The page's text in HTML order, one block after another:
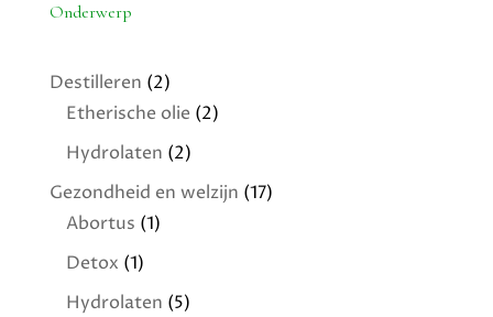
Onderwerp
Destilleren (2)
Etherische olie (2)
Hydrolaten (2)
Gezondheid en welzijn (17)
Abortus (1)
Detox (1)
Hydrolaten (5)